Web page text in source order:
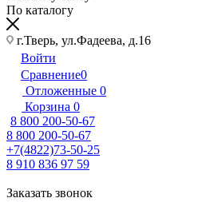
По каталогу
г.Тверь, ул.Фадеева, д.16
Войти
Сравнение0
Отложенные 0
Корзина 0
8 800 200-50-67
8 800 200-50-67
+7(4822)73-50-25
8 910 836 97 59
Заказать звонок